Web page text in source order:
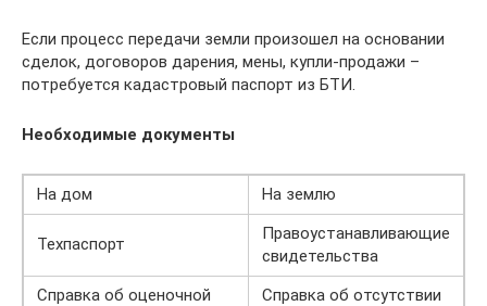
Если процесс передачи земли произошел на основании
сделок, договоров дарения, мены, купли-продажи –
потребуется кадастровый паспорт из БТИ.
Необходимые документы
На дом На землю
Техпаспорт
Правоустанавливающие
свидетельства
Справка об оценочной
Справка об отсутствии